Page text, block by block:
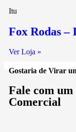
Itu
Fox Rodas –
Ver Loja »
Gostaria de Virar
Fale com um
Comercial